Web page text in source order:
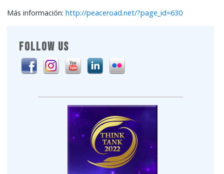
FOLLOW US
Más información:http://peaceroad.net/?page_id=630